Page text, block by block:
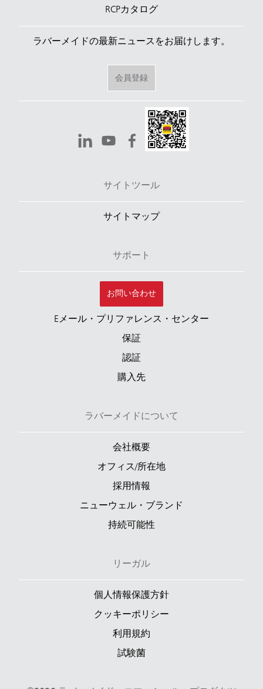
RCPカタログ
ラバーメイドの最新ニュースをお届けします。
会員登録
サイトツール
サイトマップ
サポート
お問い合わせ
Eメール・プリファレンス・センター
保証
認証
購入先
ラバーメイドについて
会社概要
オフィス/所在地
採用情報
ニューウェル・ブランド
持続可能性
リーガル
個人情報保護方針
クッキーポリシー
利用規約
試験菌